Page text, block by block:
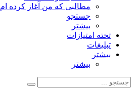
مطالبی که من آغاز کرده ام
جستجو
بیشتر
تخته امتیازات
تبلیغات
بیشتر
بیشتر